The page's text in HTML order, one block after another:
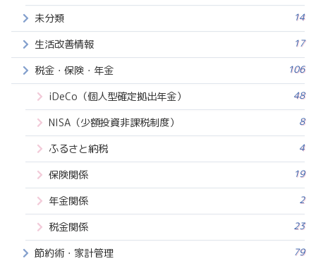
未分類 14
生活改善情報 17
税金・保険・年金 106
iDeCo（個人型確定拠出年金） 48
NISA（少額投資非課税制度） 8
ふるさと納税 4
保険関係 19
年金関係 2
税金関係 23
節約術・家計管理 79